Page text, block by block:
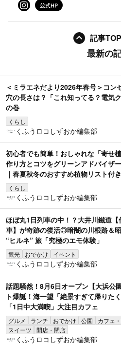
記事
最新の
＜ミラエネだより2026年春号＞コン
穴の長さは？「これ知ってる？電気ク
の巻
くらし
くふうロコしずおか編集部
初心者でも簡単！おしゃれな「寄せ
作り方とコツをグリーンアドバイザ
｜春夏秋冬のおすすめ植物リスト付き
くらし
くふうロコしずおか編集部
ほぼ丸1日列車の中！？大井川鐵道
車】が奇跡の復活◎暗闇の川根路＆
“ヒルネ” 旅「究極のエモ体験」
観光 おでかけ イベント
くふうロコしずおか編集部
話題騒然！8月6日オープン【大浜公
ト爆誕！海一望「絶景すぎて帰りた
「1日中大満喫」大注目カフェ
グルメ ランチ おでかけ 公園
カフェ
スイーツ
開店・閉店
くふうロコしずおか編集部